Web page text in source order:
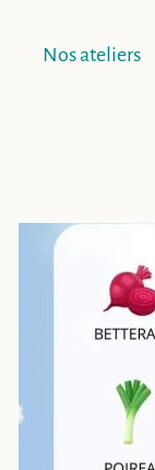
Nos ateliers